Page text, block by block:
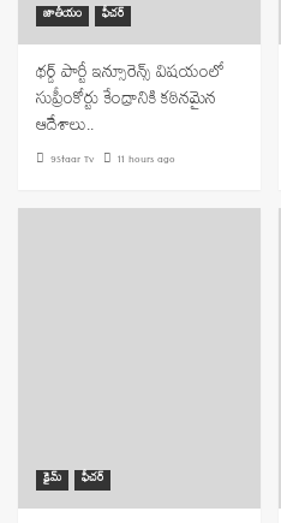
జాతీయం ఫీచర్
థర్డ్ పార్టీ ఇన్సూరెన్స్ విషయంలో
సుప్రీంకోర్టు కేంద్రానికి కఠినమైన
ఆదేశాలు..
9Staar Tv 11 hours ago
క్రైమ్ ఫీచర్